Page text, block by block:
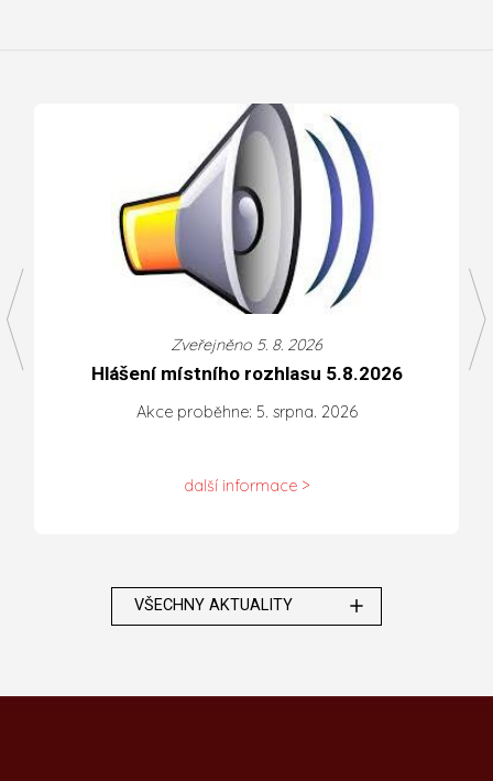
Zveřejněno 5. 8. 2026
Hlášení místního rozhlasu 5.8.2026
Akce proběhne: 5. srpna. 2026
další informace >
VŠECHNY AKTUALITY